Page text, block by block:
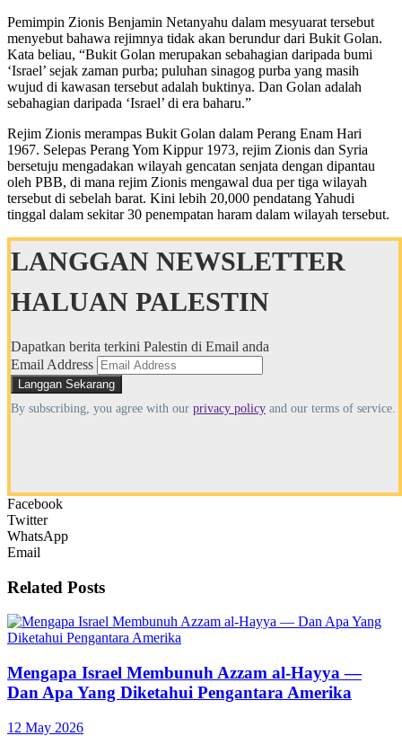
Pemimpin Zionis Benjamin Netanyahu dalam mesyuarat tersebut
menyebut bahawa rejimnya tidak akan berundur dari Bukit Golan.
Kata beliau, “Bukit Golan merupakan sebahagian daripada bumi
‘Israel’ sejak zaman purba; puluhan sinagog purba yang masih
wujud di kawasan tersebut adalah buktinya. Dan Golan adalah
sebahagian daripada ‘Israel’ di era baharu.”
Rejim Zionis merampas Bukit Golan dalam Perang Enam Hari
1967. Selepas Perang Yom Kippur 1973, rejim Zionis dan Syria
bersetuju mengadakan wilayah gencatan senjata dengan dipantau
oleh PBB, di mana rejim Zionis mengawal dua per tiga wilayah
tersebut di sebelah barat. Kini lebih 20,000 pendatang Yahudi
tinggal dalam sekitar 30 penempatan haram dalam wilayah tersebut.
LANGGAN NEWSLETTER
HALUAN PALESTIN
Dapatkan berita terkini Palestin di Email anda
Email Address
By subscribing, you agree with our privacy policy and our terms of service.
Facebook
Twitter
WhatsApp
Email
Related Posts
Mengapa Israel Membunuh Azzam al-Hayya —
Dan Apa Yang Diketahui Pengantara Amerika
12 May 2026